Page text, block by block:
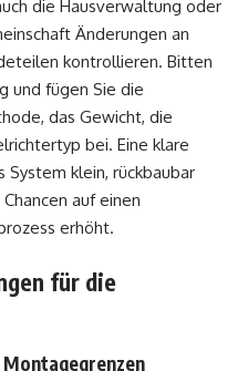
die Hausverwaltung oder
Änderungen an
kontrollieren. Bitten
und fügen Sie die
das Gewicht, die
bei. Eine klare
klein, rückbaubar
auf einen
erhöht.
für die